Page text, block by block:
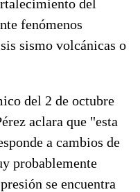
del
fenómenos
sismo volcánicas o
del 2 de octubre
aclara que "esta
a cambios de
probablemente
se encuentra